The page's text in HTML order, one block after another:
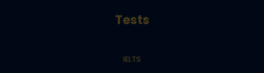
Tests
IELTS